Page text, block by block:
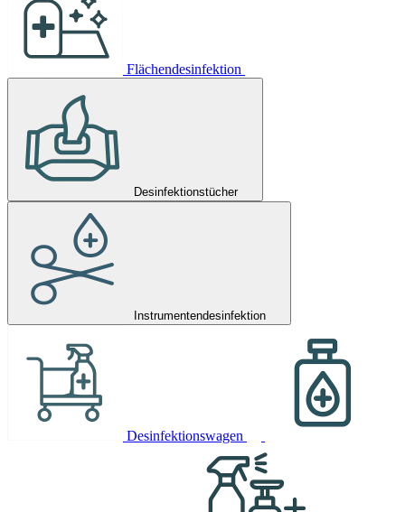
Flächendesinfektion
Desinfektionstücher
Instrumentendesinfektion
Desinfektionswagen